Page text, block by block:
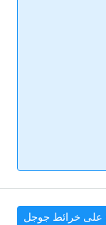
على خرائط جوجل